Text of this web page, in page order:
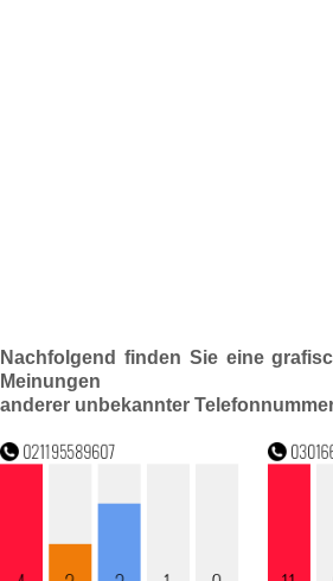
Nachfolgend finden Sie eine
Meinungen
anderer unbekannter